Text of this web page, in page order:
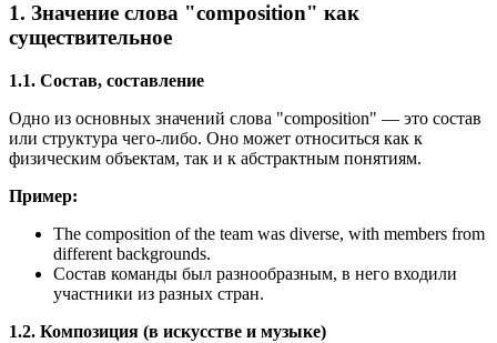
1. Значение слова "composition" как
существительное
1.1. Состав, составление
Одно из основных значений слова "composition" — это состав
или структура чего-либо. Оно может относиться как к
физическим объектам, так и к абстрактным понятиям.
Пример:
The composition of the team was diverse, with members from
different backgrounds.
Состав команды был разнообразным, в него входили
участники из разных стран.
1.2. Композиция (в искусстве и музыке)